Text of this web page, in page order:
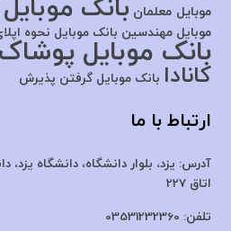
موبایل معلمان بانک
موبایل مهندسین بانک موبایل نحوه
بانک موبایل
کانادا بانک موبایل گرفتن پذیرش
ارتباط با ما
آدرس: یزد، بلوار دانشگاه، دانشگاه یزد،
اتاق 227
تلفن: 03531232360